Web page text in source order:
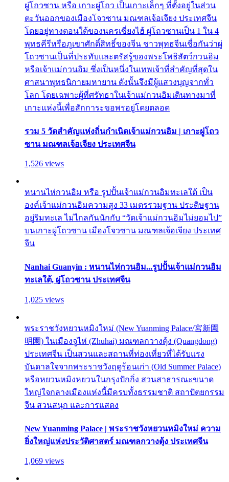
ผู่โถวซาน หรือ เกาะผู่โถว เป็นเกาะเล็กๆ ที่ตั้งอยู่ในส่วน
ตะวันออกของเมืองโจวซาน มณฑลเจ้อเจียง ประเทศจีน
โดยอยู่ทางตอนใต้ของนครเซี่ยงไฮ้ ผู่โถวซานเป็น 1 ใน 4
พุทธคีรีหรือภูเขาศักดิ์สิทธิ์ของจีน ชาวพุทธจีนเชื่อกันว่าผู่
โถวซานเป็นที่ประทับและตรัสรู้ของพระโพธิสัตว์กวนอิม
หรือเจ้าแม่กวนอิม ซึ่งเป็นหนึ่งในเทพเจ้าที่สำคัญที่สุดใน
ศาสนาพุทธนิกายมหายาน ดังนั้นจึงมีผู้แสวงบุญจากทั่ว
โลก โดยเฉพาะผู้ที่ศรัทธาในเจ้าแม่กวนอิมเดินทางมาที่
เกาะแห่งนี้เพื่อสักการะขอพรอยู่โดยตลอด
รวม 5 วัดสำคัญแห่งถิ่นกำเนิดเจ้าแม่กวนอิม | เกาะผู่โถว
ซาน มณฑลเจ้อเจียง ประเทศจีน
1,526 views
หนานไห่กวนอิม หรือ รูปปั้นเจ้าแม่กวนอิมทะเลใต้ เป็น
องค์เจ้าแม่กวนอิมความสูง 33 เมตรรวมฐาน ประดิษฐาน
อยู่ริมทะเล ไม่ไกลกันนักกับ “วัดเจ้าแม่กวนอิมไม่ยอมไป”
บนเกาะผู่โถวซาน เมืองโจวซาน มณฑลเจ้อเจียง ประเทศ
จีน
Nanhai Guanyin : หนานไห่กวนอิม...รูปปั้นเจ้าแม่กวนอิม
ทะเลใต้, ผู่โถวซาน ประเทศจีน
1,025 views
พระราชวังหยวนหมิงใหม่ (New Yuanming Palace/宮新園
明園) ในเมืองจูไห่ (Zhuhai) มณฑลกวางตุ้ง (Quangdong)
ประเทศจีน เป็นสวนและสถานที่ท่องเที่ยวที่ได้รับแรง
บันดาลใจจากพระราชวังฤดูร้อนเก่า (Old Summer Palace)
หรือหยวนหมิงหยวนในกรุงปักกิ่ง สวนสาธารณะขนาด
ใหญ่ใจกลางเมืองแห่งนี้มีครบทั้งธรรมชาติ สถาปัตยกรรม
จีน สวนสนุก และการแสดง
New Yuanming Palace | พระราชวังหยวนหมิงใหม่ ความ
ยิ่งใหญ่แห่งประวัติศาสตร์ มณฑลกวางตุ้ง ประเทศจีน
1,069 views